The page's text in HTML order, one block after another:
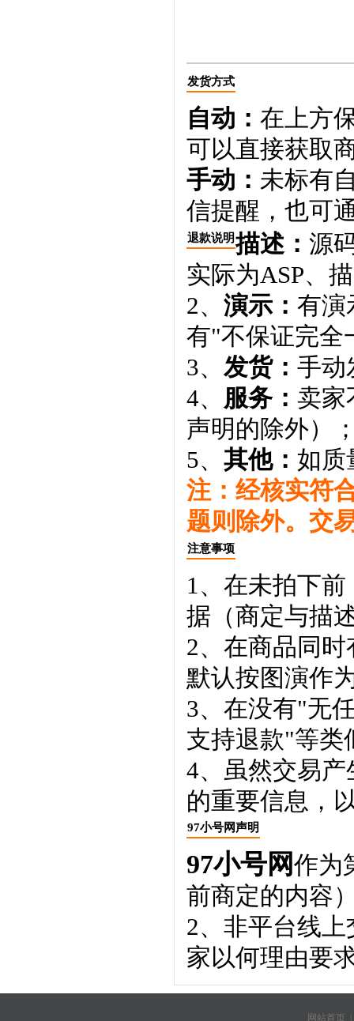
发货方式
自动： 在上方
可以直接获取
手动： 未标有
信提醒，也可
退款说明描述： 源
实际为ASP、
2、 演示： 有演
有"不保证完全
3、 发货： 手动
4、 服务： 卖家
声明的除外）
5、 其他： 如质
注：经核实符
题则除外。交
注意事项
1、在未拍下
据（商定与描
2、在商品同
默认按图演作
3、在没有"无
支持退款"等类
4、虽然交易
的重要信息，
97小号网声明
97小号网作为
前商定的内容
2、非平台线
家以何理由要
网站首页